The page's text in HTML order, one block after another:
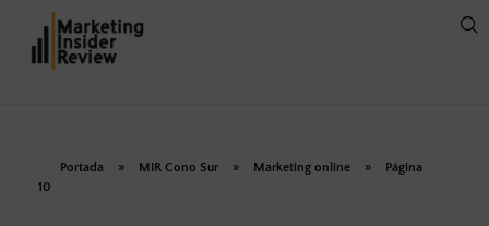
Portada » MIR Cono Sur » Marketing online »
Página
10